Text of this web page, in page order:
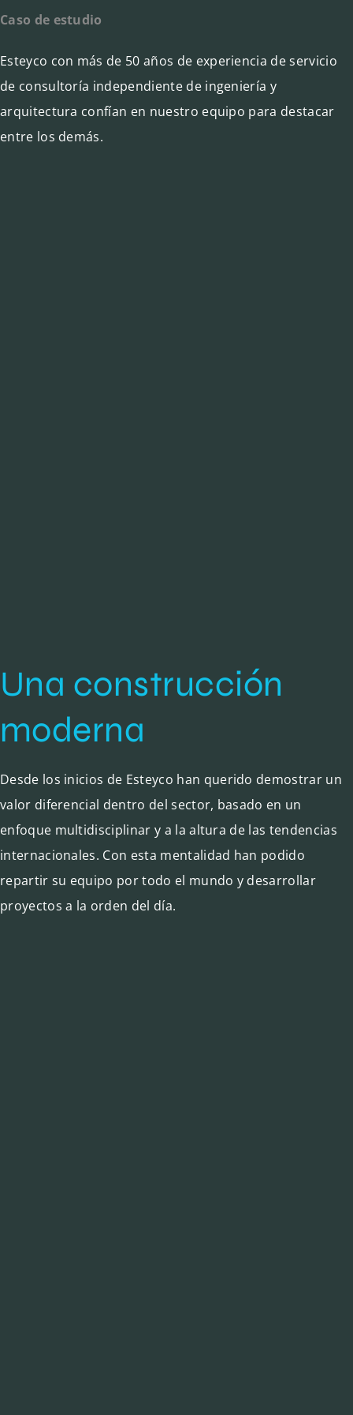
Caso de estudio
Esteyco con más de 50 años de experiencia de servicio
de consultoría independiente de ingeniería y
arquitectura confían en nuestro equipo para destacar
entre los demás.
Una construcción
moderna
Desde los inicios de Esteyco han querido demostrar un
valor diferencial dentro del sector, basado en un
enfoque multidisciplinar y a la altura de las tendencias
internacionales. Con esta mentalidad han podido
repartir su equipo por todo el mundo y desarrollar
proyectos a la orden del día.